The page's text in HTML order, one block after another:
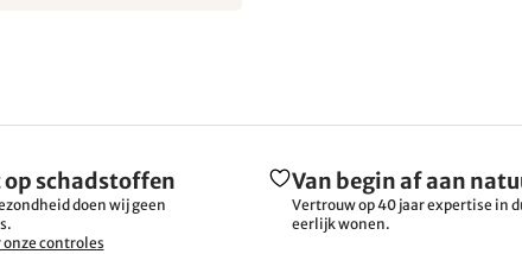
op schadstoffen
doen wij geen
onze controles
Van begin af aan
Vertrouw op 40 jaar expertise in
eerlijk wonen.